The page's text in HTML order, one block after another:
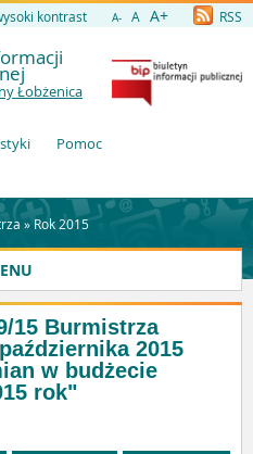
kontrast A- A A+ RSS
Łobżenica
Pomoc
»Rok 2015
15 Burmistrza
2015
w budżecie
rok"